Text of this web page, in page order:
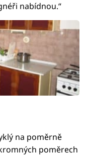
nabídnou.“
na poměrně
poměrech